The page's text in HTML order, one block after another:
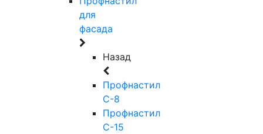
для
фасада
Назад
Профнастил
С-8
Профнастил
С-15